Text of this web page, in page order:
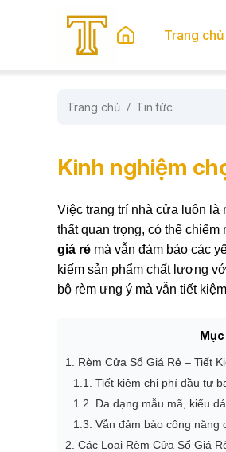
Trang chủ
Trang chủ Tin tức
Kinh nghiệm
Việc trang trí nhà cửa luôn là
thất quan trọng, có thể
giá rẻ mà vẫn đảm bảo các
kiếm sản phẩm chất lượng
bộ rèm ưng ý mà vẫn tiết
1. Rèm Cửa Sổ Giá Rẻ – Tiết
1.1. Tiết kiệm chi phí đầu tư
1.2. Đa dạng mẫu mã, kiểu
1.3. Vẫn đảm bảo công năng
2. Các Loại Rèm Cửa Sổ Giá